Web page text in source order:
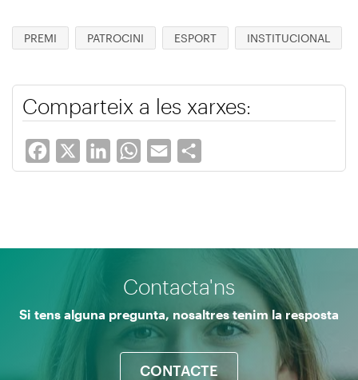
PREMI PATROCINI ESPORT INSTITUCIONAL
Comparteix a les xarxes:
Facebook LinkedInWhatsApp
Email
Contacta'ns
Si tens alguna pregunta, nosaltres tenim la resposta
CONTACTE